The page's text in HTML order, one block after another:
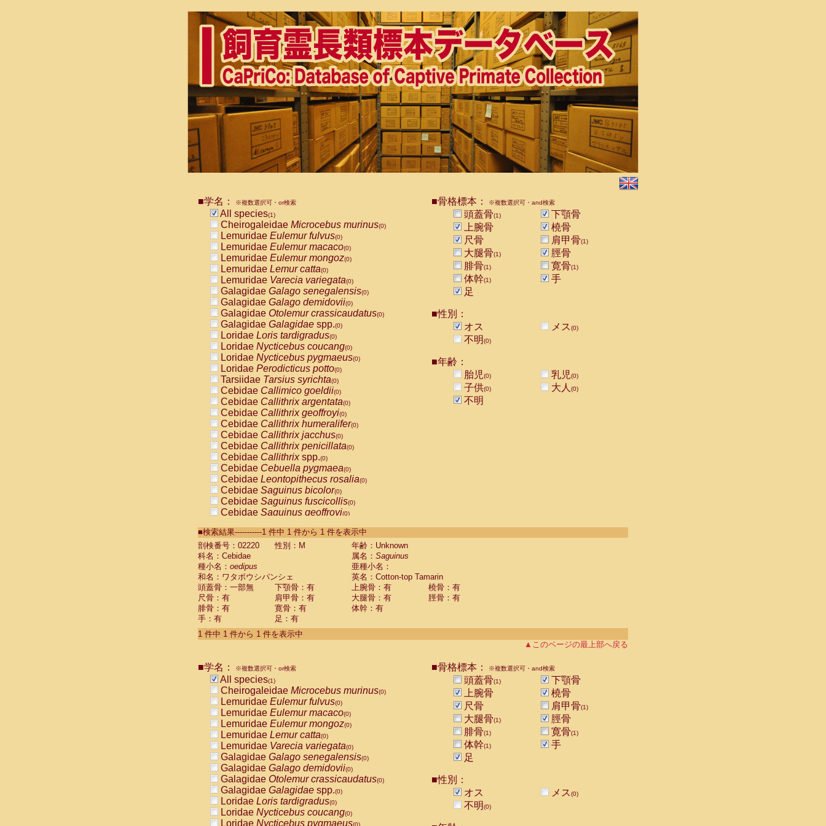
■学名： ※複数選択可・or検索
All species(1)
Cheirogaleidae Microcebus murinus(0)
Lemuridae Eulemur fulvus(0)
Lemuridae Eulemur macaco(0)
Lemuridae Eulemur mongoz(0)
Lemuridae Lemur catta(0)
Lemuridae Varecia variegata(0)
Galagidae Galago senegalensis(0)
Galagidae Galago demidovii(0)
Galagidae Otolemur crassicaudatus(0)
Galagidae Galagidae spp.(0)
Loridae Loris tardigradus(0)
Loridae Nycticebus coucang(0)
Loridae Nycticebus pygmaeus(0)
Loridae Perodicticus potto(0)
Tarsiidae Tarsius syrichta(0)
Cebidae Callimico goeldii(0)
Cebidae Callithrix argentata(0)
Cebidae Callithrix geoffroyi(0)
Cebidae Callithrix humeralifer(0)
Cebidae Callithrix jacchus(0)
Cebidae Callithrix penicillata(0)
Cebidae Callithrixspp.(0)
Cebidae Cebuella pygmaea(0)
Cebidae Leontopithecus rosalia(0)
Cebidae Saguinus bicolor(0)
Cebidae Saguinus fuscicollis(0)
Cebidae Saguinus geoffroyi(0)
CebidaeSaguinus labiatus(0)
Cebidae Saguinus leucopus (0)
Cebidae
Cebidae
CebidaeSaguinus nigricollis (0)
Cebidae Saguinus oedipus
Cebidae Saguinus weddelli
Cebidae Saguinusspp.
Cebidae Aotus trivirgatus
Cebidae Cebus albifrons
CebidaeCebus nigrivittatus
CebidaeCebus
CebidaeSaimiri boliviensis(0)
CebidaeSaimiri sciureus(0)
AtelidaeAlouatta caraya(0)
AtelidaeAlouatta fusca(0)
AtelidaeAlouatta seniculus
AtelidaeAlouattaspp.(0)
AtelidaeAteles belzebuth(0)
AtelidaeAteles geoffroyi(0)
AtelidaeAteles paniscus(0)
AtelidaeAtelesspp.(0)
Atelidae Lagothrix lagothricha
AtelidaeLagothrix lagothricha cana
PitheciidaeCacajao calvus rubicundus
■骨格標本： ※複数選択可・and検索
頭蓋骨(1)
下顎骨
上腕骨
橈骨
尺骨
肩甲骨(1)
大腿骨(1)
脛骨
腓骨(1) 寛骨(1)
体幹(1)
手
足
■性別：
オス
メス(0)
不明(0)
■年齢：
胎児(0) 乳児(0)
子供(0) 大人 (0)
不明
■検索結果-----------1 件中 1 件から 1 件を表示中
剖検番号：02220
性別：M
年齢：Unknown
科名：Cebidae
属名： Saguinus
種小名： oedipus
亜種小名：
和名：ワタボウシパンシェ
英名：Cotton-top Tamarin
頭蓋骨：一部無
下顎骨：有 上腕骨：有
橈骨：有
尺骨：有
肩甲骨：有 大腿骨：有
脛骨：有
腓骨：有
寛骨：有
体幹：有
手：有
足：有
1 件中 1 件から 1 件を表示中
▲このページの最上部へ戻る
■学名： ※複数選択可・or検索
All species(1)
Cheirogaleidae Microcebus murinus(0)
Lemuridae Eulemur fulvus(0)
Lemuridae Eulemur macaco(0)
Lemuridae Eulemur mongoz(0)
Lemuridae Lemur catta(0)
Lemuridae Varecia variegata(0)
Galagidae Galago senegalensis(0)
Galagidae Galago demidovii(0)
Galagidae Otolemur crassicaudatus(0)
Galagidae Galagidae spp.(0)
Loridae Loris tardigradus(0)
Loridae Nycticebus coucang(0)
Loridae Nycticebus pygmaeus(0)
■骨格標本： ※複数選択可・and検索
頭蓋骨(1)
下顎骨
上腕骨
橈骨
尺骨
肩甲骨(1)
大腿骨(1)
脛骨
腓骨(1) 寛骨(1)
体幹(1)
手
足
■性別：
オス
メス(0)
不明(0)